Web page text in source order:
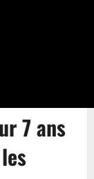
7 ans